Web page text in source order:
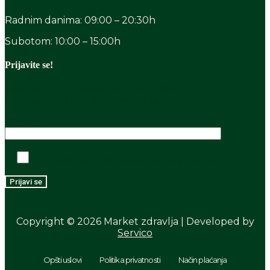
Radnim danima: 09:00 – 20:30h
Subotom: 10:00 – 15:00h
Prijavite se!
Copyright © 2026 Market zdravlja | Developed by
Servico
Opšti uslovi Politika privatnosti Način plaćanja